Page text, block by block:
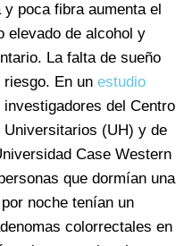
poca fibra aumenta el
elevado de alcohol y
La falta de sueño
En un estudio
investigadores del Centro
(UH) y de
Case Western
que dormían una
por noche tenían un
colorrectales en